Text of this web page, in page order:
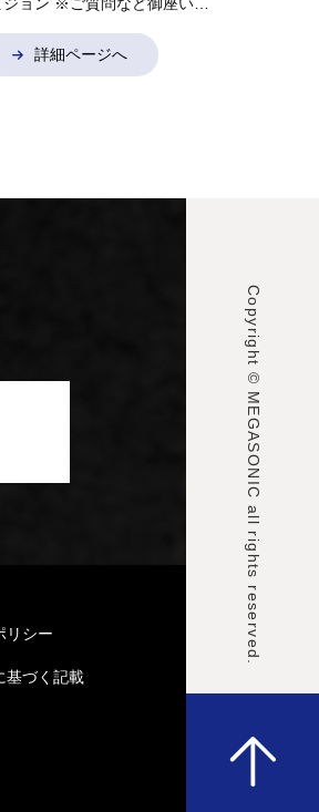
ョン ※ご質問など御座いま
軽にお問い合わせください。
詳細ページへ
リシー
基づく記載
Copyright © MEGASONIC all rights reserved.